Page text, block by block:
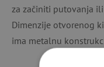
za začiniti putovanja
Dimenzije otvorenog
ima metalnu